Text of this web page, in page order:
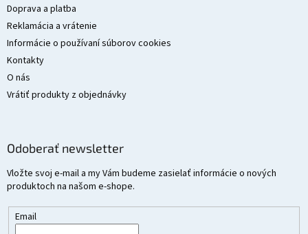
Doprava a platba
Reklamácia a vrátenie
Informácie o používaní súborov cookies
Kontakty
O nás
Vrátiť produkty z objednávky
Odoberať newsletter
Vložte svoj e-mail a my Vám budeme zasielať informácie o nových
produktoch na našom e-shope.
Email